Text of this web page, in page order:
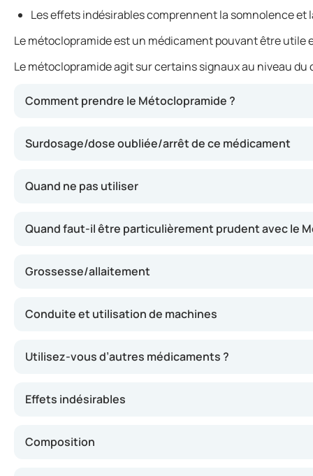
Les effets indésirables comprennent la somnolence et
Le métoclopramide est un médicament pouvant être utile
Le métoclopramide agit sur certains signaux au niveau
Comment prendre le Métoclopramide ?
Prenez le métoclopramide conformément à la
Surdosage/dose oubliée/arrêt de ce médicament
Quand ne pas utiliser
Quand faut-il être particulièrement prudent avec le
Grossesse/allaitement
Conduite et utilisation de machines
Utilisez-vous d’autres médicaments ?
Effets indésirables
Composition